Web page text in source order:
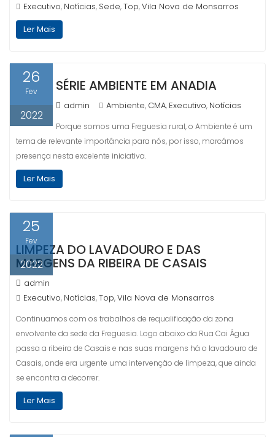
Executivo, Notícias, Sede,Top,Vila Nova de Monsarros
Ler Mais
26
Fev
2022
SÉRIE AMBIENTE EM ANADIA
admin Ambiente, CMA, Executivo, Notícias
Porque somos uma Freguesia rural, o Ambiente é um
tema de relevante importância para nós, por isso, marcámos
presença nesta excelente iniciativa.
Ler Mais
25
Fev
2022
LIMPEZA DO LAVADOURO E DAS
MARGENS DA RIBEIRA DE CASAIS
admin
Executivo, Notícias,Top,Vila Nova de Monsarros
Continuamos com os trabalhos de requalificação da zona
envolvente da sede da Freguesia. Logo abaixo da Rua Cai Água
passa a ribeira de Casais e nas suas margens há o lavadouro de
Casais, onde era urgente uma intervenção de limpeza, que ainda
se encontra a decorrer.
Ler Mais